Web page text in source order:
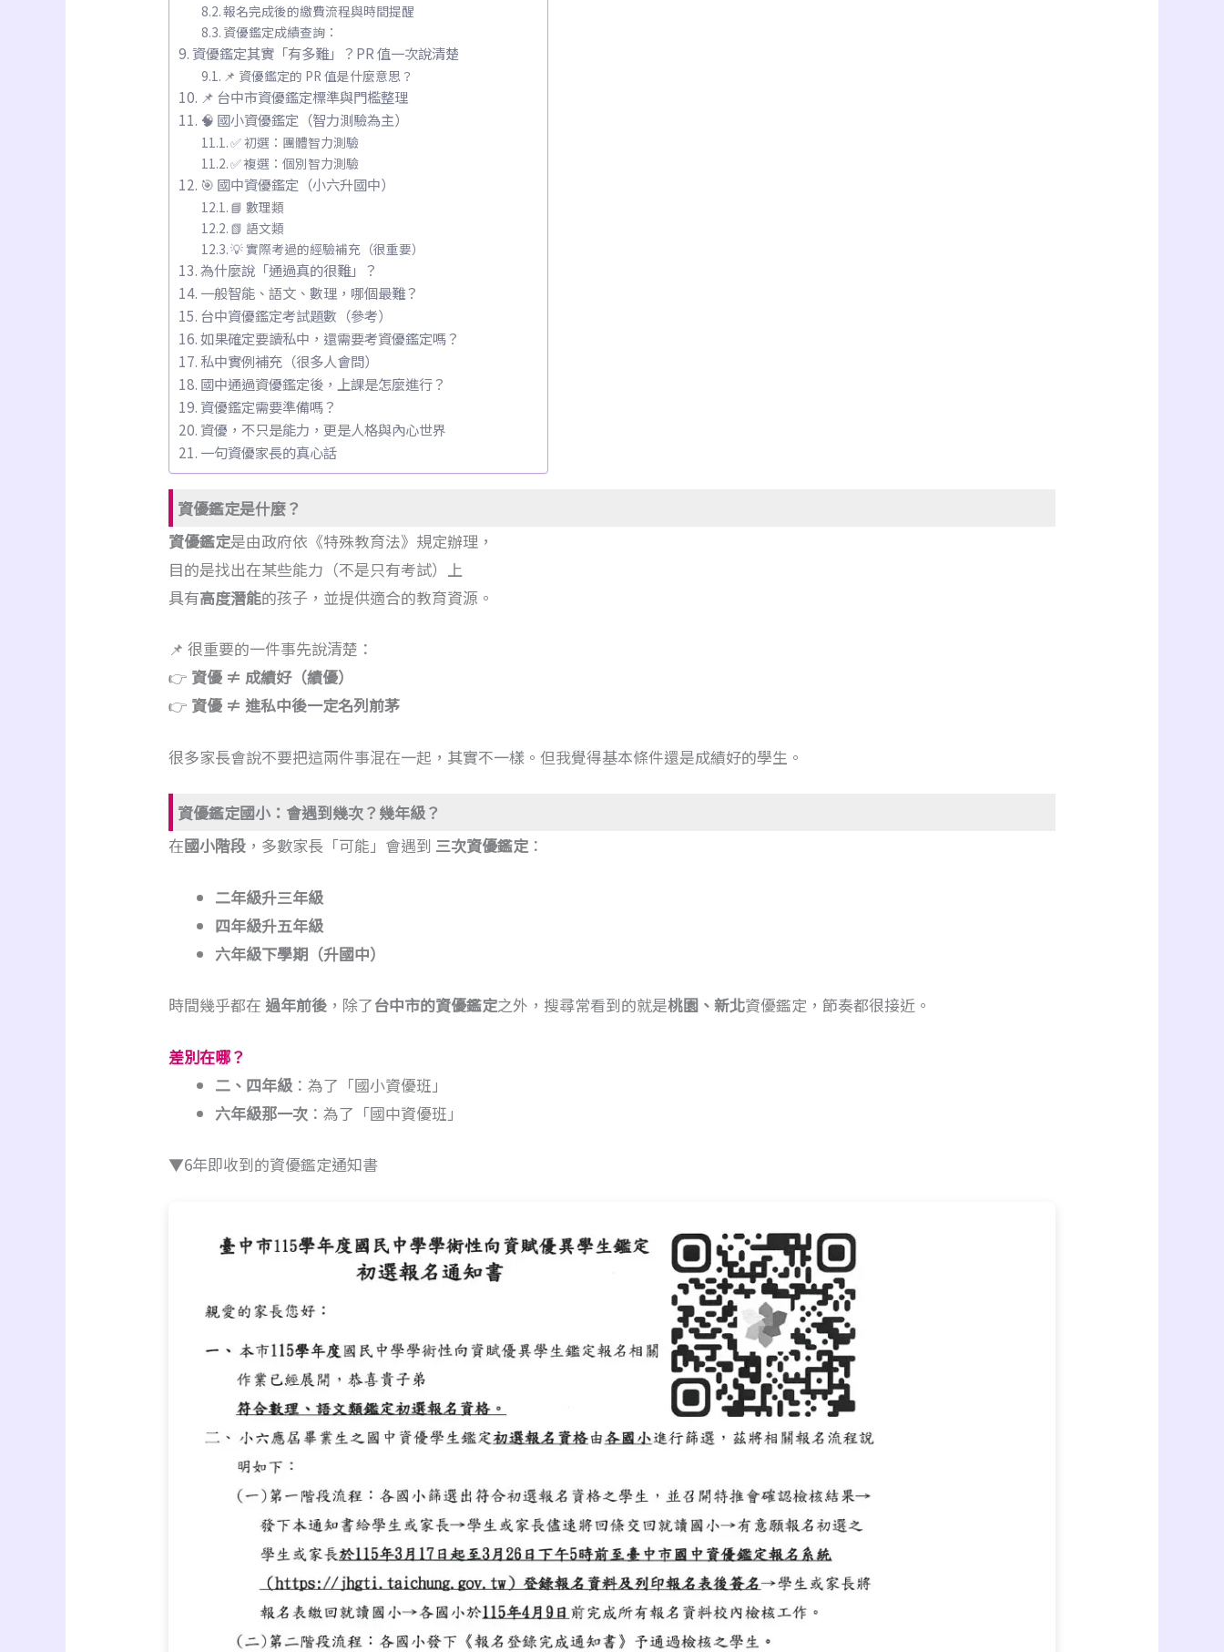
報名完成後的繳費流程與時間提醒
資優鑑定成績查詢：
資優鑑定其實「有多難」？PR 值一次說清楚
📌 資優鑑定的 PR 值是什麼意思？
📌 台中市資優鑑定標準與門檻整理
🧠 國小資優鑑定（智力測驗為主）
✅ 初選：團體智力測驗
✅ 複選：個別智力測驗
🎯 國中資優鑑定（小六升國中）
📘 數理類
📗 語文類
💡 實際考過的經驗補充（很重要）
為什麼說「通過真的很難」？
一般智能、語文、數理，哪個最難？
台中資優鑑定考試題數（參考）
如果確定要讀私中，還需要考資優鑑定嗎？
私中實例補充（很多人會問）
國中通過資優鑑定後，上課是怎麼進行？
資優鑑定需要準備嗎？
資優，不只是能力，更是人格與內心世界
一句資優家長的真心話
資優鑑定是什麼？
資優鑑定是由政府依《特殊教育法》規定辦理，
目的是找出在某些能力（不是只有考試）上
具有高度潛能的孩子，並提供適合的教育資源。
📌 很重要的一件事先說清楚：
👉 資優 ≠ 成績好（績優）
👉 資優 ≠ 進私中後一定名列前茅
很多家長會說不要把這兩件事混在一起，其實不一樣。但我覺得基本條件還是成績好的學生。
資優鑑定國小：會遇到幾次？幾年級？
在國小階段 ，多數家長「可能」會遇到 三次資優鑑定：
二年級升三年級
四年級升五年級
六年級下學期（升國中）
時間幾乎都在 過年前後 ，除了台中市的資優鑑定之外，搜尋常看到的就是桃園、新北資優鑑定，節奏都很接近。
差別在哪？
二、四年級 ：為了「國小資優班」
六年級那一次 ：為了「國中資優班」
▼6年即收到的資優鑑定通知書